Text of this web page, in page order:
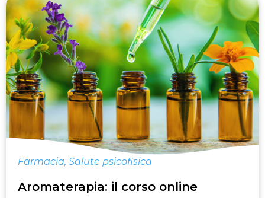
Farmacia, Salute psicofisica
Aromaterapia: il corso online